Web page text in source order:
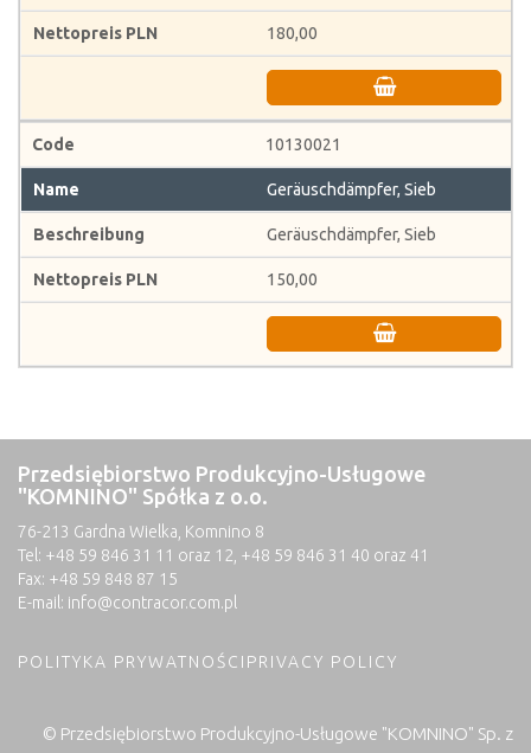
180,00
10130021
Geräuschdämpfer, Sieb
Geräuschdämpfer, Sieb
150,00
Przedsiębiorstwo Produkcyjno-Usługowe
"KOMNINO" Spółka z o.o.
76-213 Gardna Wielka, Komnino 8
Tel: +48 59 846 31 11 oraz 12, +48 59 846 31 40 oraz 41
Fax: +48 59 848 87 15
E-mail: info@contracor.com.pl
POLITYKA PRYWATNOŚCI PRIVACY POLICY
© Przedsiębiorstwo Produkcyjno-Usługowe "KOMNINO" Sp. z